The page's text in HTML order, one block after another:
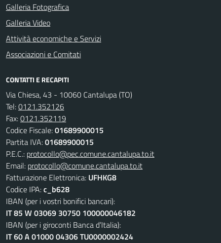
Galleria Fotografica
Galleria Video
Attività economiche e Servizi
Associazioni e Comitati
CONTATTI E RECAPITI
Via Chiesa, 43 - 10060 Cantalupa (TO)
Tel:0121.352126
Fax:0121.352119
Codice Fiscale:01689900015
Partita IVA:01689900015
P.E.C.: protocollo@pec.comune.cantalupa.to.it
Email: protocollo@comune.cantalupa.to.it
Fatturazione Elettronica: UFHKG8
Codice IPA:c_b628
IBAN (per i vostri bonifici bancari):
IT 85 W 03069 30750 100000046182
IBAN (per i giroconti Banca d’Italia):
IT 60 A 01000 04306 TU0000002424